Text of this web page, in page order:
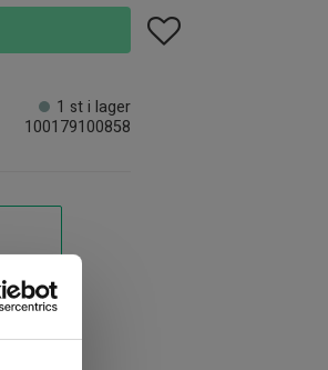
Lägg till i favoriter
1 st i lager
100179100858